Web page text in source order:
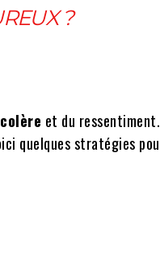
?
colère et du ressentiment.
quelques stratégies